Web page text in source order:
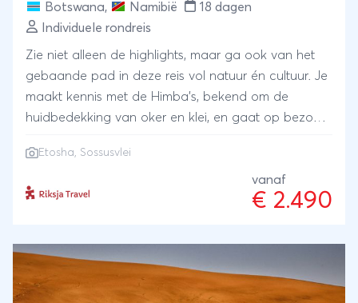
Botswana, Namibië
18 dagen
Individuele rondreis
Zie niet alleen de highlights, maar ga ook van het
gebaande pad in deze reis vol natuur én cultuur. Je
maakt kennis met de Himba’s, bekend om de
huidbedekking van oker en klei, en gaat op bezoek
dagelijkse activiteiten. Natuurlijk beklim je ook de
zandduinen van de Sossusvlei en ga je wild spotten
in Etosha. Je slaapt in knusse B&B’s en
Etosha, Sossusvlei
vanaf
€ 2.490